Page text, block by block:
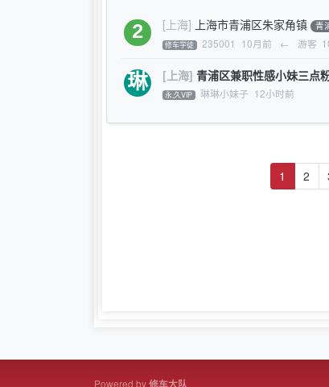
[上海] 上海市青浦区朱家角镇 青
修车学徒 235001 10月前 ← 游客
[上海] 青浦区兼职性感小妹三点
永,久VIP 琳琳小妹子 12小时前
1 2
Powered by修车大队